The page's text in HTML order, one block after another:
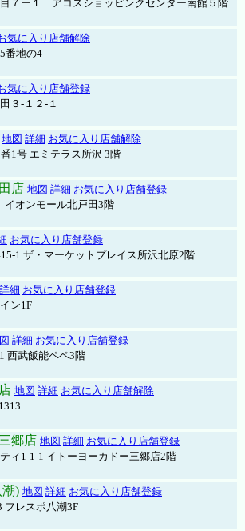
７ー１ アコスショッピングセンター南館５階
気に入り店舗解除
番地の4
気に入り店舗登録
３-１２-１
地図 詳細 お気に入り店舗解除
1号 エミテラス所沢 3階
店 地図 詳細 お気に入り店舗登録
オンモール北戸田3階
お気に入り店舗登録
1 ザ・マーケットプレイス所沢北原2階
詳細 お気に入り店舗登録
ン1F
詳細 お気に入り店舗登録
西武飯能ペペ3階
地図 詳細 お気に入り店舗解除
郷店 地図 詳細 お気に入り店舗登録
ィ1-1-1 イトーヨーカドー三郷店2階
潮) 地図 詳細 お気に入り店舗登録
フレスポ八潮3F